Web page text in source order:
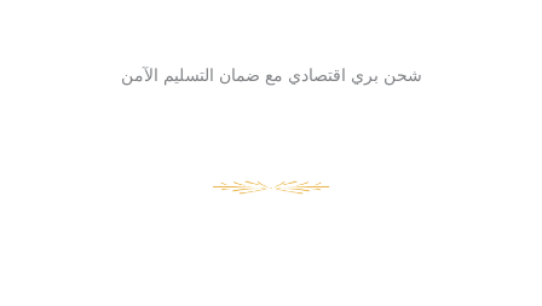
شحن بري اقتصادي مع ضمان التسليم الآمن